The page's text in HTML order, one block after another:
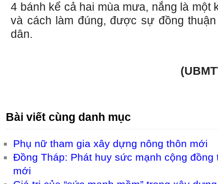
4 bánh kể cả hai mùa mưa, nắng là một
và cách làm đúng, được sự đồng
dân.
Bài viết cùng danh mục
Phụ nữ tham gia xây dựng nông thôn mới
Đồng Tháp: Phát huy sức mạnh cộng
mới